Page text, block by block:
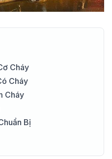
Cháy
Cháy
Cháy
Bị